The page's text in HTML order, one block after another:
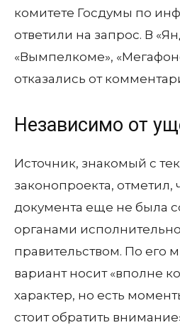
комитете Госдумы по
ответили на запрос. В
«Вымпелкоме»,
отказались от
Независимо от
Источник, знакомый с
законопроекта, отметил,
документа еще не была
органами
правительством. По его
вариант носит «вполне
характер, но есть
стоит обратить